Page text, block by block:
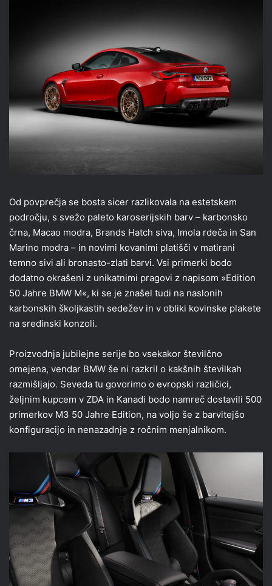
Od povprečja se bosta sicer razlikovala na estetskem
področju, s svežo paleto karoserijskih barv – karbonsko
črna, Macao modra, Brands Hatch siva, Imola rdeča in San
Marino modra – in novimi kovanimi platišči v matirani
temno sivi ali bronasto-zlati barvi. Vsi primerki bodo
dodatno okrašeni z unikatnimi pragovi z napisom »Edition
50 Jahre BMW M«, ki se je znašel tudi na naslonih
karbonskih školjkastih sedežev in v obliki kovinske plakete
na sredinski konzoli.
Proizvodnja jubilejne serije bo vsekakor številčno
omejena, vendar BMW še ni razkril o kakšnih številkah
razmišljajo. Seveda tu govorimo o evropski različici,
željnim kupcem v ZDA in Kanadi bodo namreč dostavili 500
primerkov M3 50 Jahre Edition, na voljo še z barvitejšo
konfiguracijo in nenazadnje z ročnim menjalnikom.